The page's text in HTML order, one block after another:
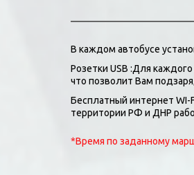
В каждом автобусе
Розетки USB :Для
что позволит Вам
Бесплатный интернет WI-
территории РФ и ДНР
*Время по заданному